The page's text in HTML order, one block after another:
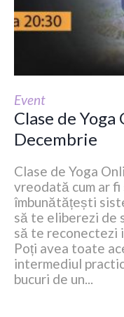
Event
Clase de
Decembrie
Clase de Yoga
vreodată cum ar
îmbunătățești
să te eliberezi de
să te reconectezi
Poți avea toate
intermediul
bucuri de un...